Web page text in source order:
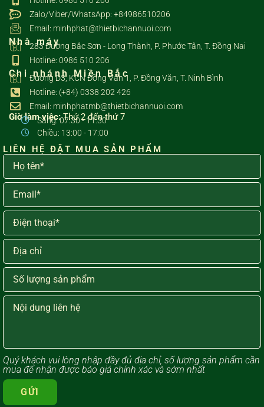
Zalo/Viber/WhatsApp: +84986510206
Email: minhphat@thietbichannuoi.com
Nhà máy
283 Đường Bắc Sơn - Long Thành, P. Phước Tân, T. Đồng Nai
Hotline: 0986 510 206
Chi nhánh Miền Bắc
Đường D3, KCN Đồng Văn 1, P. Đồng Văn, T. Ninh Bình
Hotline: (+84) 0338 202 426
Email: minhphatmb@thietbichannuoi.com
Giờ làm việc:Thứ 2 đến thứ 7
Sáng: 07:30 - 11:30
Chiều: 13:00 - 17:00
LIÊN HỆ ĐẶT MUA SẢN PHẨM
Quý khách vui lòng ​nhập đầy đủ địa chỉ, số lượng sản phẩm cần
mua để nhận được báo giá chính xác và sớm nhất